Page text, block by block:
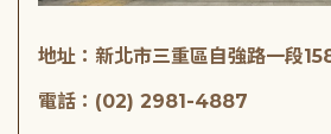
地址：新北市三重區自強路一段
電話：(02) 2981-4887